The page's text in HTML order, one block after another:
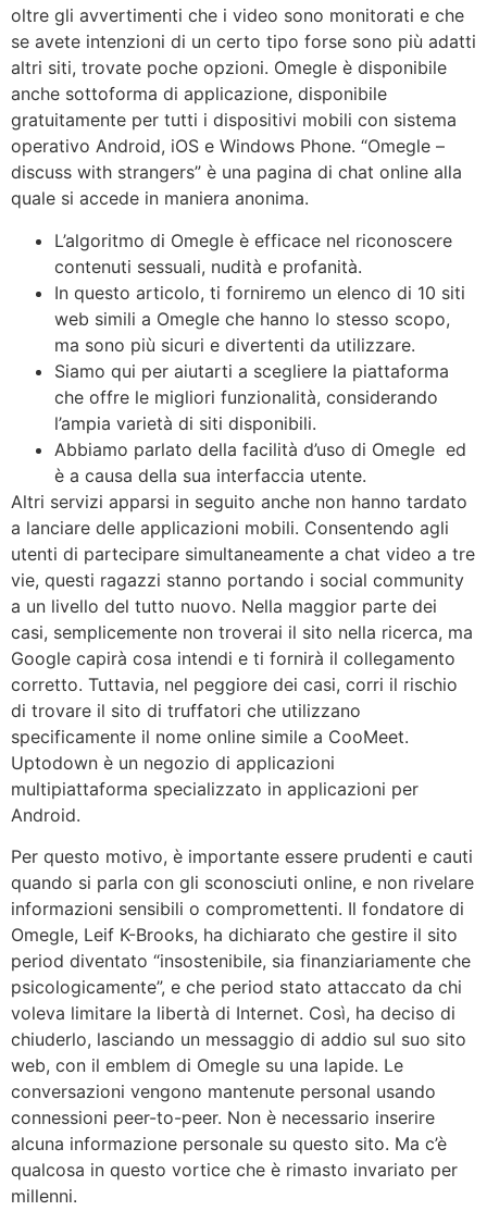
oltre gli avvertimenti che i video sono monitorati e che
se avete intenzioni di un certo tipo forse sono più adatti
altri siti, trovate poche opzioni. Omegle è disponibile
anche sottoforma di applicazione, disponibile
gratuitamente per tutti i dispositivi mobili con sistema
operativo Android, iOS e Windows Phone. “Omegle –
discuss with strangers” è una pagina di chat online alla
quale si accede in maniera anonima.
L’algoritmo di Omegle è efficace nel riconoscere
contenuti sessuali, nudità e profanità.
In questo articolo, ti forniremo un elenco di 10 siti
web simili a Omegle che hanno lo stesso scopo,
ma sono più sicuri e divertenti da utilizzare.
Siamo qui per aiutarti a scegliere la piattaforma
che offre le migliori funzionalità, considerando
l’ampia varietà di siti disponibili.
Abbiamo parlato della facilità d’uso di Omegle ed
è a causa della sua interfaccia utente.
Altri servizi apparsi in seguito anche non hanno tardato
a lanciare delle applicazioni mobili. Consentendo agli
utenti di partecipare simultaneamente a chat video a tre
vie, questi ragazzi stanno portando i social community
a un livello del tutto nuovo. Nella maggior parte dei
casi, semplicemente non troverai il sito nella ricerca, ma
Google capirà cosa intendi e ti fornirà il collegamento
corretto. Tuttavia, nel peggiore dei casi, corri il rischio
di trovare il sito di truffatori che utilizzano
specificamente il nome online simile a CooMeet.
Uptodown è un negozio di applicazioni
multipiattaforma specializzato in applicazioni per
Android.
Per questo motivo, è importante essere prudenti e cauti
quando si parla con gli sconosciuti online, e non rivelare
informazioni sensibili o compromettenti. Il fondatore di
Omegle, Leif K-Brooks, ha dichiarato che gestire il sito
period diventato “insostenibile, sia finanziariamente che
psicologicamente”, e che period stato attaccato da chi
voleva limitare la libertà di Internet. Così, ha deciso di
chiuderlo, lasciando un messaggio di addio sul suo sito
web, con il emblem di Omegle su una lapide. Le
conversazioni vengono mantenute personal usando
connessioni peer-to-peer. Non è necessario inserire
alcuna informazione personale su questo sito. Ma c’è
qualcosa in questo vortice che è rimasto invariato per
millenni.